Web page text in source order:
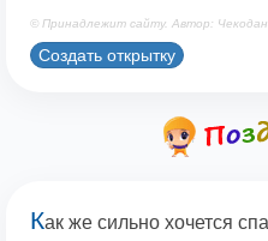
© Принадлежит сайту. Автор:
Создать открытку
Как же сильно хочется